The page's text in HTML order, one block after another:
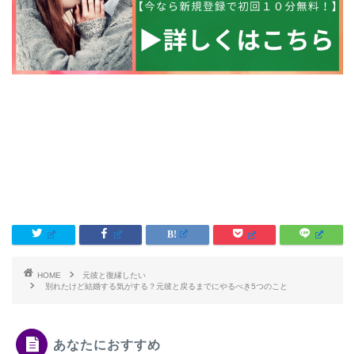
HOME
元彼と復縁したい
別れたけど結婚する気がする？元彼と戻るまでにやるべき5つのこと
あなたにおすすめ